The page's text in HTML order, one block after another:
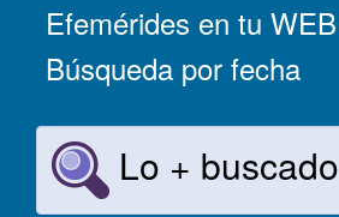
Efemérides en tu WEB
Búsqueda por fecha
Lo + buscado